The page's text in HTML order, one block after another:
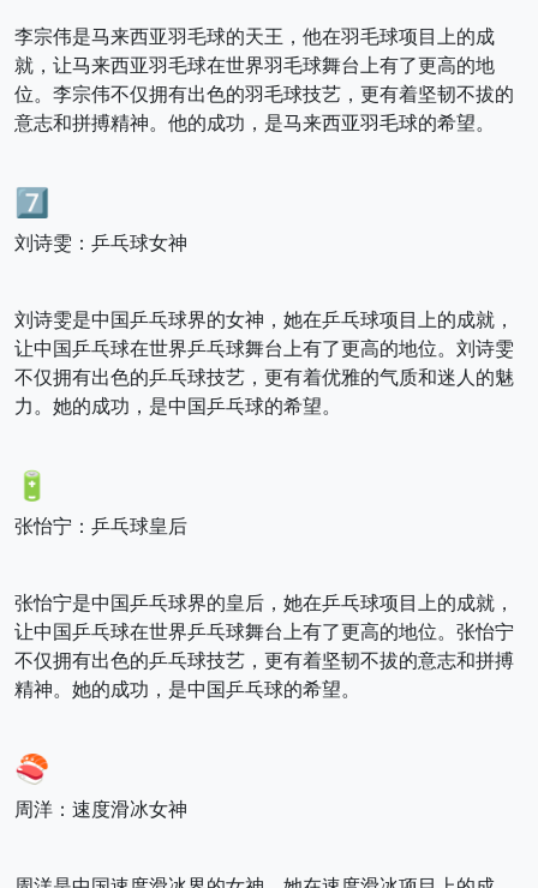
李宗伟是马来西亚羽毛球的天王，他在羽毛球项目上的成
就，让马来西亚羽毛球在世界羽毛球舞台上有了更高的地
位。李宗伟不仅拥有出色的羽毛球技艺，更有着坚韧不拔的
意志和拼搏精神。他的成功，是马来西亚羽毛球的希望。
7️⃣
刘诗雯：乒乓球女神
刘诗雯是中国乒乓球界的女神，她在乒乓球项目上的成就，
让中国乒乓球在世界乒乓球舞台上有了更高的地位。刘诗雯
不仅拥有出色的乒乓球技艺，更有着优雅的气质和迷人的魅
力。她的成功，是中国乒乓球的希望。
🔋
张怡宁：乒乓球皇后
张怡宁是中国乒乓球界的皇后，她在乒乓球项目上的成就，
让中国乒乓球在世界乒乓球舞台上有了更高的地位。张怡宁
不仅拥有出色的乒乓球技艺，更有着坚韧不拔的意志和拼搏
精神。她的成功，是中国乒乓球的希望。
🍣
周洋：速度滑冰女神